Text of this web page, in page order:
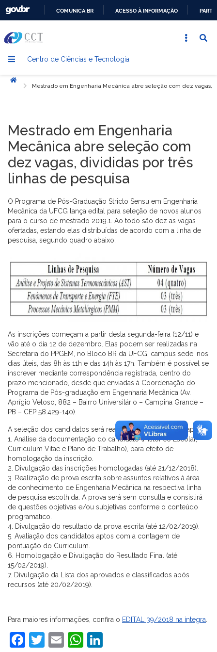
CONTEÚDO
COMUNICA BR ACESSO À INFORMAÇÃO
Centro de Ciências e Tecnologia
Início
Mestrado em Engenharia Mecânica abre seleção com dez vagas,
Mestrado em Engenharia
Mecânica abre seleção com
dez vagas, divididas por três
linhas de pesquisa
O Programa de Pós-Graduação Stricto Sensu em Engenharia
Mecânica da UFCG lança edital para seleção de novos alunos
para o curso de mestrado 2019.1. Ao todo são dez as vagas
ofertadas, estando elas distribuídas de acordo com a linha de
pesquisa, segundo quadro abaixo:
As inscrições começam a partir desta segunda-feira (12/11) e
vão até o dia 12 de dezembro. Elas podem ser realizadas na
Secretaria do PPGEM, no Bloco BR da UFCG, campus sede, nos
dias úteis, das 8h às 11h e das 14h às 17h. Também é possível se
inscrever mediante correspondência registrada, dentro do
prazo mencionado, desde que enviadas à Coordenação do
Programa de Pós-graduação em Engenharia Mecânica (Av.
Aprígio Veloso, 882 – Bairro Universitário – Campina Grande –
PB – CEP 58.429-140).
A seleção dos candidatos será realizada nas seguintes etapas:
1. Análise da documentação do candidato (Histórico Escolar,
Curriculum Vitae e Plano de Trabalho), para efeito de
homologação da inscrição.
2. Divulgação das inscrições homologadas (até 21/12/2018).
3. Realização de prova escrita sobre assuntos relativos à área
de conhecimento de Engenharia Mecânica na respectiva linha
de pesquisa escolhida. A prova será sem consulta e consistirá
de questões objetivas e/ou subjetivas conforme o conteúdo
programático.
4. Divulgação do resultado da prova escrita (até 12/02/2019).
5. Avaliação dos candidatos aptos com a contagem de
pontuação do Curriculum.
6. Homologação e Divulgação do Resultado Final (até
15/02/2019).
7. Divulgação da Lista dos aprovados e classificados após
recursos (até 20/02/2019).
Para maiores informações, confira o EDITAL 39/2018 na íntegra
Facebook
Twitter
EmailWhatsApp